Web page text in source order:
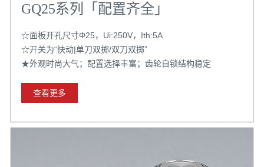
GQ25系列「配置齐全」
☆面板开孔尺寸Φ25，Ui:250V，Ith:5A
☆开关为“快动|单刀双掷/双刀双掷”
★外观时尚大气；配置选择丰富；齿轮自锁结构稳定
查看更多